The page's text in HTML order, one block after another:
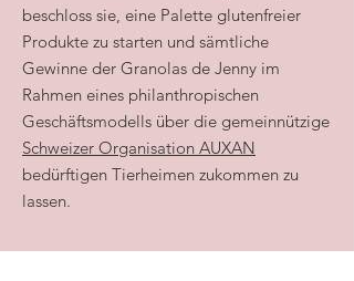
beschloss sie, eine Palette glutenfreier
Produkte zu starten und sämtliche
Gewinne der Granolas de Jenny im
Rahmen eines philanthropischen
Geschäftsmodells über die gemeinnützige
Schweizer Organisation AUXAN
bedürftigen Tierheimen zukommen zu
lassen.